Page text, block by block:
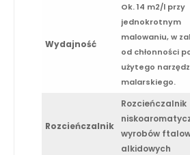
Wydajność
Ok. 14 m2/l przy
jednokrotnym
malowaniu, w
od chłonności
użytego
malarskiego.
Rozcieńczalnik
Rozcieńczalnik
wyrobów
alkidowych